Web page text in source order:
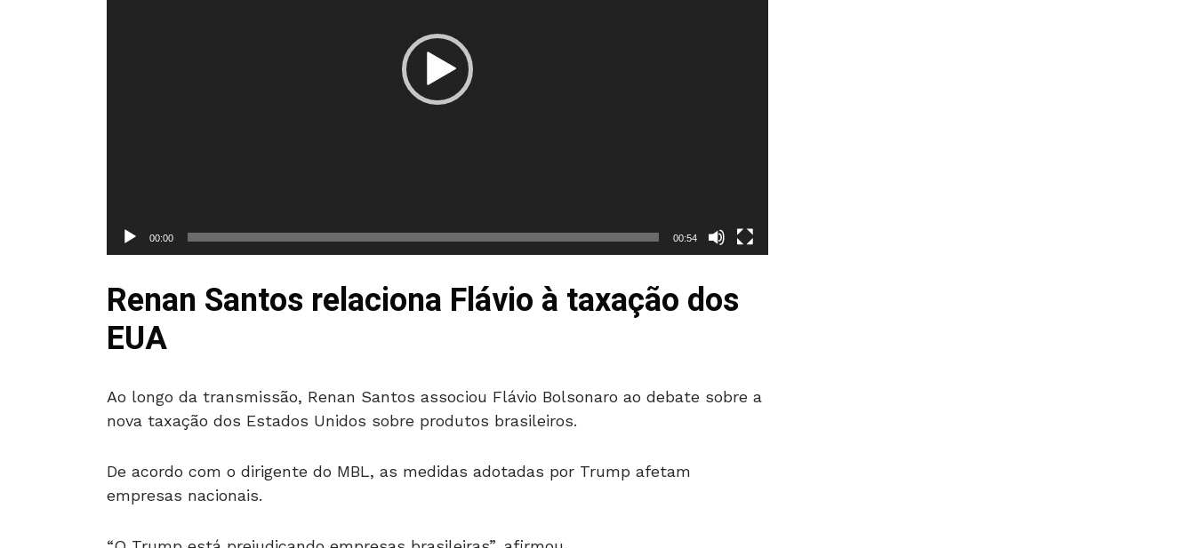
00:00 00:54
Renan Santos relaciona Flávio à taxação dos
EUA
Ao longo da transmissão, Renan Santos associou Flávio Bolsonaro ao debate sobre a
nova taxação dos Estados Unidos sobre produtos brasileiros.
De acordo com o dirigente do MBL, as medidas adotadas por Trump afetam
empresas nacionais.